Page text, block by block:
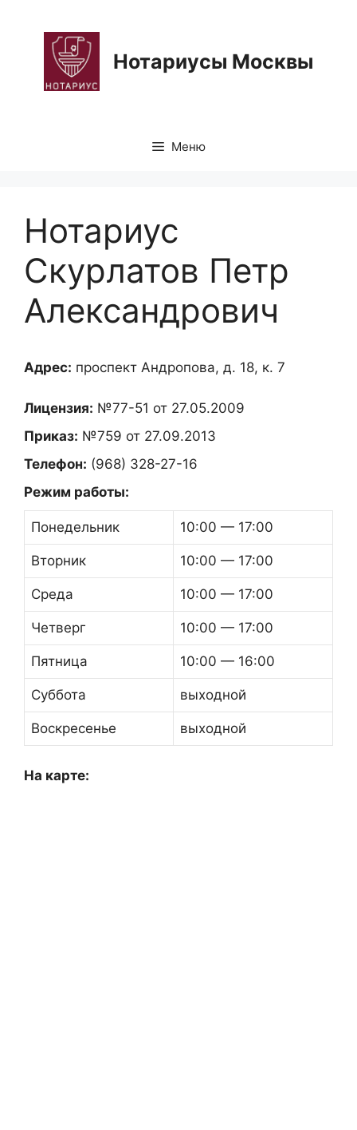
содержимому
Нотариусы Москвы
Меню
Нотариус
Скурлатов Петр
Александрович
Адрес: проспект Андропова, д. 18, к. 7
Лицензия: №77-51 от 27.05.2009
Приказ: №759 от 27.09.2013
Телефон: (968) 328-27-16
Режим работы:
Понедельник 10:00 — 17:00
Вторник 10:00 — 17:00
Среда 10:00 — 17:00
Четверг 10:00 — 17:00
Пятница 10:00 — 16:00
Суббота выходной
Воскресенье выходной
На карте: